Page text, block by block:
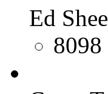
Ed
8098